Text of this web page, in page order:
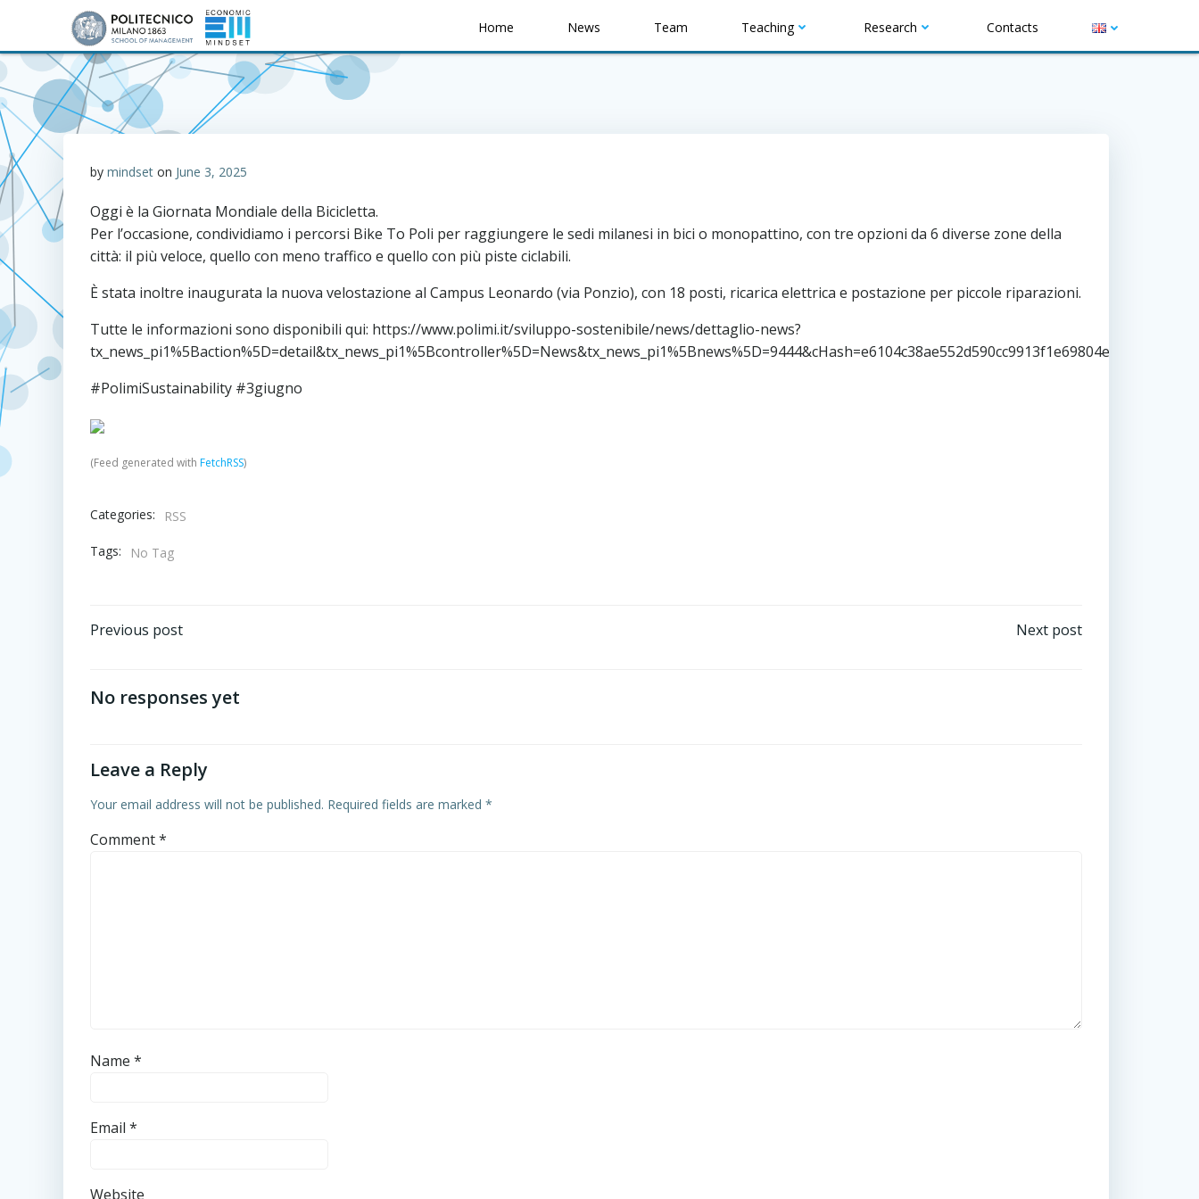
content
Home News Team Teaching Research Contacts
by mindset on June 3, 2025
Oggi è la Giornata Mondiale della Bicicletta.
Per l’occasione, condividiamo i percorsi Bike To Poli per raggiungere le sedi milanesi in bici o monopattino, con tre opzioni da 6 diverse zone della
città: il più veloce, quello con meno traffico e quello con più piste ciclabili.
È stata inoltre inaugurata la nuova velostazione al Campus Leonardo (via Ponzio), con 18 posti, ricarica elettrica e postazione per piccole riparazioni.
Tutte le informazioni sono disponibili qui: https://www.polimi.it/sviluppo-sostenibile/news/dettaglio-news?
tx_news_pi1%5Baction%5D=detail&tx_news_pi1%5Bcontroller%5D=News&tx_news_pi1%5Bnews%5D=9444&cHash=e6104c38ae552d590cc9913f1e69804e
#PolimiSustainability #3giugno
(Feed generated with FetchRSS)
Categories: RSS
Tags: No Tag
Post
navigation
Previous post Next post
No responses yet
Leave a Reply
Your email address will not be published. Required fields are marked *
Comment*
Name *
Email *
Website